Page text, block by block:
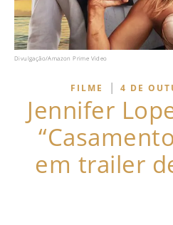
Divulgação/Amazon Prime Video
FILME | 4 DE
Jennifer
em trailer